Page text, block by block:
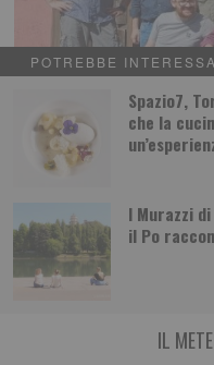
POTREBBE
Spazio7,
che la
I Murazzi
il Po
Sotto il Rocciamelone, il
Il sostegno di Città
Riposa si arriva percorrendo
IL